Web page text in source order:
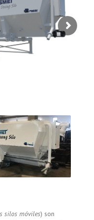
silos móviles) son